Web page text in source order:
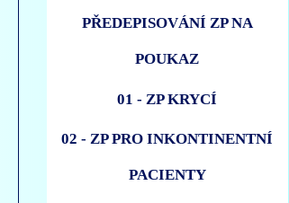
PŘEDEPISOVÁNÍ ZP NA
POUKAZ
01 - ZP KRYCÍ
02 - ZP PRO INKONTINENTNÍ
PACIENTY